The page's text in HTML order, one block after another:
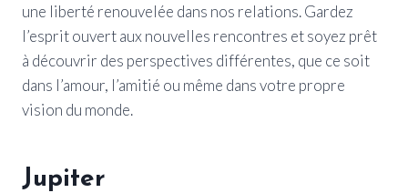
une liberté renouvelée dans nos relations. Gardez
l’esprit ouvert aux nouvelles rencontres et soyez prêt
à découvrir des perspectives différentes, que ce soit
dans l’amour, l’amitié ou même dans votre propre
vision du monde.
Jupiter